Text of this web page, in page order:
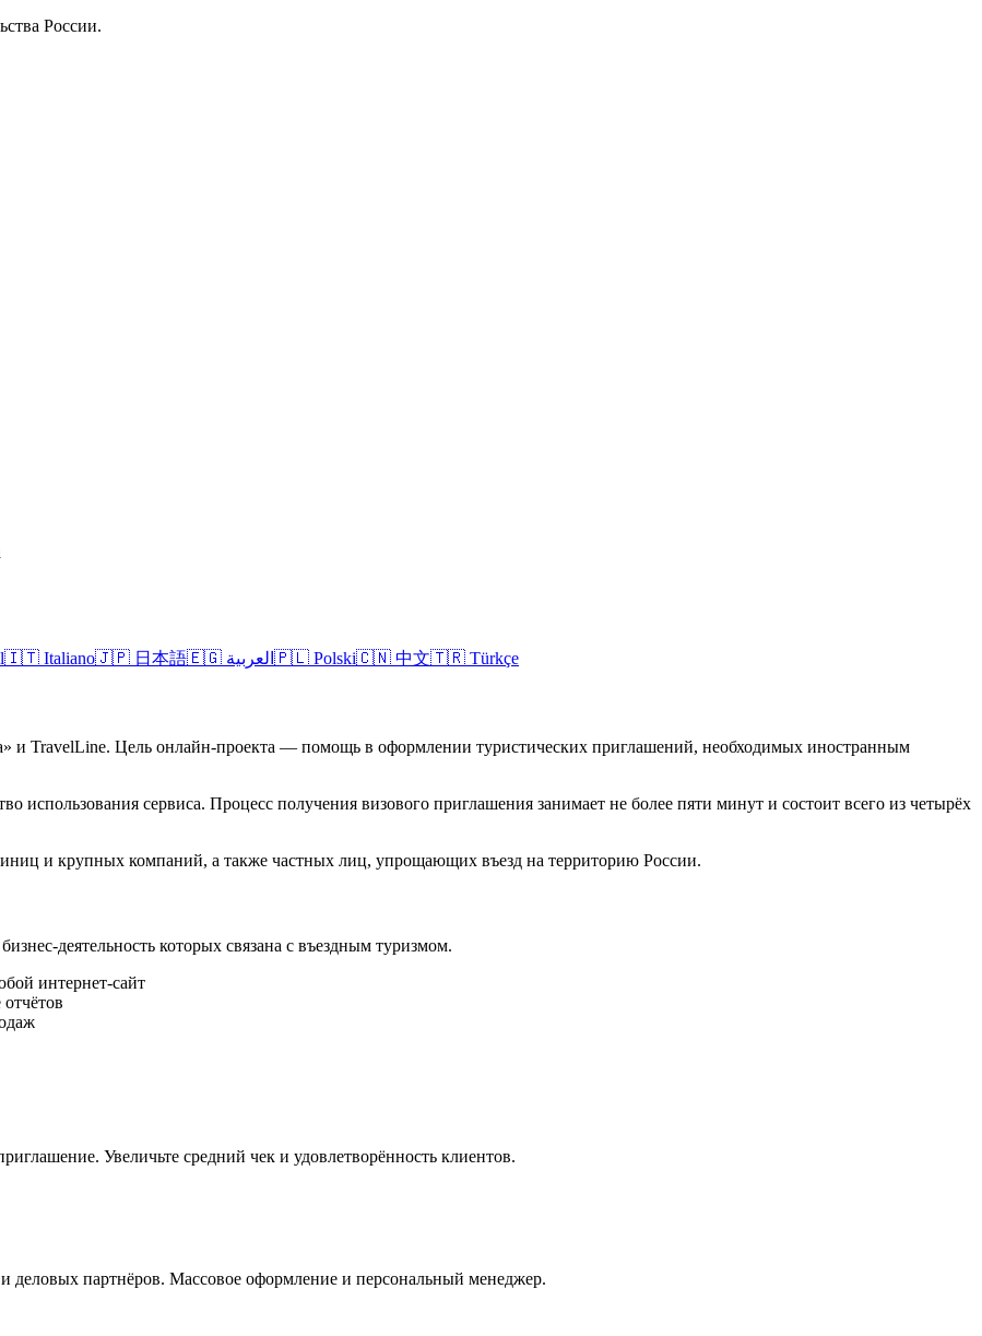
России.
🇮🇹 Italiano🇯🇵 日本語🇪🇬 العربية 🇵🇱 Polski🇨🇳 中文🇹🇷 Türkçe
и TravelLine. Цель онлайн-проекта — помощь в оформлении туристических приглашений, необходимых иностранным
использования сервиса. Процесс получения визового приглашения занимает не более пяти минут и состоит всего из четырёх
и крупных компаний, а также частных лиц, упрощающих въезд на территорию России.
деятельность которых связана с въездным туризмом.
интернет-сайт
Увеличьте средний чек и удовлетворённость клиентов.
деловых партнёров. Массовое оформление и персональный менеджер.